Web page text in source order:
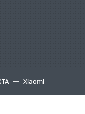
Xiaomi